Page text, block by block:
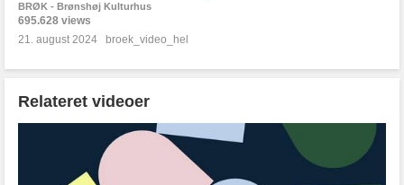
BRØK - Brønshøj Kulturhus
695.628 views
21. august 2024
broek_video_hel
Relateret videoer